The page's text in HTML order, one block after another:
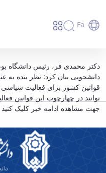
Fa
ما تابع و مجری
سیاسی دانشجویان
است/ هتلینگ
دکتر محمدی فر، رئیس دانشگاه
دانشجویی بیان کرد: نظر بنده به
قوانین کشور برای فعالیت
توانند در چهارچوب این قوانین
جهت مشاهده ادامه خبر کلیک کنید